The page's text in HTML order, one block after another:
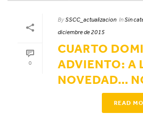
0
BySSCC_actualizacion InSin
diciembre de 2015
CUARTO
ADVIENTO: A
NOVEDAD…
READ